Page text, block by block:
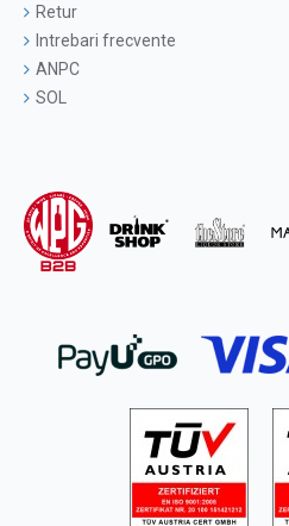
Retur
Intrebari frecvente
ANPC
SOL